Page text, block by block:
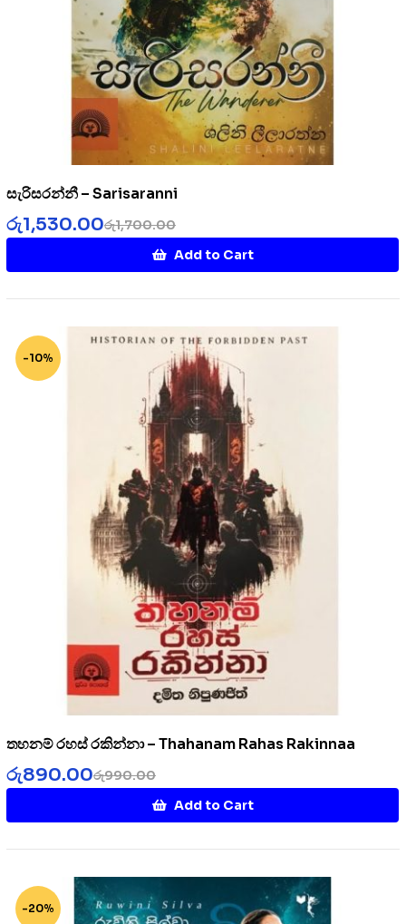
සැරිසරන්නී – Sarisaranni
රු1,700.00
රු1,530.00
Add to Cart
-10%
තහනම් රහස් රකින්නා – Thahanam Rahas Rakinnaa
රු990.00
රු890.00
Add to Cart
-20%